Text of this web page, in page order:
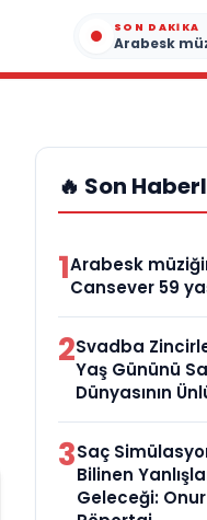
SON DAKIKA
🔥 Son
1Arabesk
Cansever 59
2Svadba
Yaş Gününü
Dünyasının
3Saç
Bilinen
Geleceği: